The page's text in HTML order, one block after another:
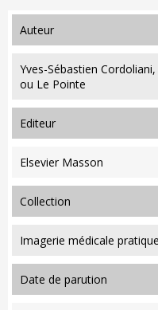
auteur
Yves-Sébastien
ou Le Pointe
editeur
Elsevier Masson
collection
Imagerie médicale pratique
date de parution